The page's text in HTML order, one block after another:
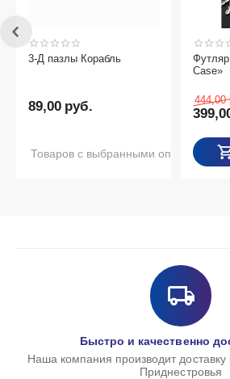
3-Д пазлы Корабль
89,00 руб.
Товаров с выбранными опциями нет в
Case»
444,00
399,00
Быстро и качественно
Наша компания производит доставку
Приднестровья